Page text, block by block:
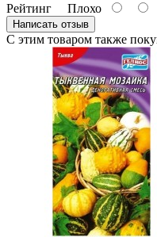
Рейтинг Плохо
Написать отзыв
С этим товаром также